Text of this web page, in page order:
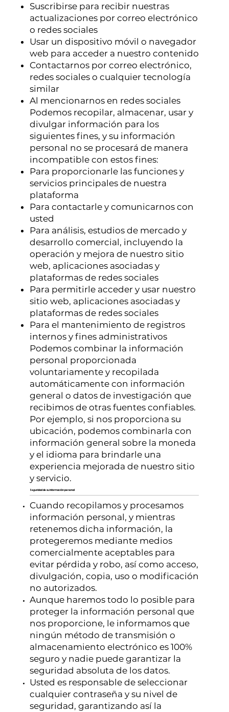
Suscribirse para recibir nuestras
actualizaciones por correo electrónico
o redes sociales
Usar un dispositivo móvil o navegador
web para acceder a nuestro contenido
Contactarnos por correo electrónico,
redes sociales o cualquier tecnología
similar
Al mencionarnos en redes sociales
Podemos recopilar, almacenar, usar y
divulgar información para los
siguientes fines, y su información
personal no se procesará de manera
incompatible con estos fines:
Para proporcionarle las funciones y
servicios principales de nuestra
plataforma
Para contactarle y comunicarnos con
usted
Para análisis, estudios de mercado y
desarrollo comercial, incluyendo la
operación y mejora de nuestro sitio
web, aplicaciones asociadas y
plataformas de redes sociales
Para permitirle acceder y usar nuestro
sitio web, aplicaciones asociadas y
plataformas de redes sociales
Para el mantenimiento de registros
internos y fines administrativos
Podemos combinar la información
personal proporcionada
voluntariamente y recopilada
automáticamente con información
general o datos de investigación que
recibimos de otras fuentes confiables.
Por ejemplo, si nos proporciona su
ubicación, podemos combinarla con
información general sobre la moneda
y el idioma para brindarle una
experiencia mejorada de nuestro sitio
y servicio.
Seguridad de su información personal
Cuando recopilamos y procesamos
información personal, y mientras
retenemos dicha información, la
protegeremos mediante medios
comercialmente aceptables para
evitar pérdida y robo, así como acceso,
divulgación, copia, uso o modificación
no autorizados.
Aunque haremos todo lo posible para
proteger la información personal que
nos proporcione, le informamos que
ningún método de transmisión o
almacenamiento electrónico es 100%
seguro y nadie puede garantizar la
seguridad absoluta de los datos.
Usted es responsable de seleccionar
cualquier contraseña y su nivel de
seguridad, garantizando así la